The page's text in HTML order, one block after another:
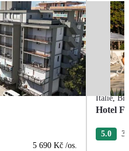
5 690 Kč /os.
Itálie,
Hotel
5.0 3